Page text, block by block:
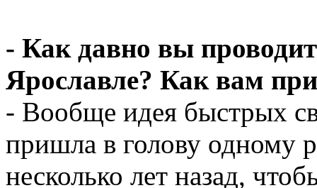
- Как давно вы
Ярославле? Как вам
- Вообще идея быстрых
пришла в голову одному
несколько лет назад,